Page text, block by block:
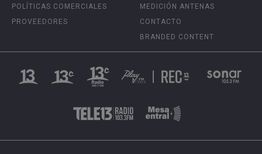
POLÍTICAS COMERCIALES
PROVEEDORES
MEDICIÓN ANTENAS
CONTACTO
BRANDED CONTENT